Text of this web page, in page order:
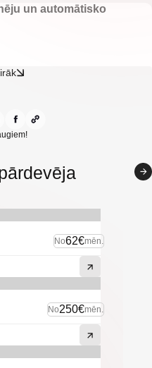
un automātisko
No62€mēn.
No250€mēn.